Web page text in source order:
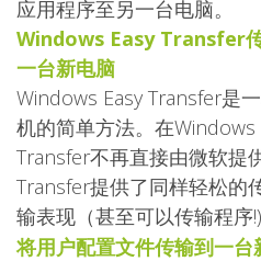
应用程序至另一台电脑。
Windows Easy Transfer
一台新电脑
Windows Easy Transfer是
机的简单方法。在
Transfer不再直接由微软提
Transfer提供了同样轻松的
输表现（甚至可以传输程序!)
将用户配置文件传输到一台